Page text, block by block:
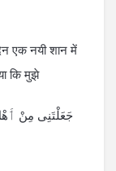
एक नयी शान में
कि मुझे
جَعَلْتَنِی مِنْ